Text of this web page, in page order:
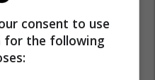
100 milionë euro dhe,
në legjendë
consent to use
for the following